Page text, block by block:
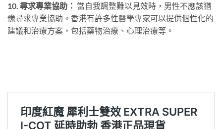
10. 尋求專業協助： 當自我調整難以見效時，男性不應該猶
豫尋求專業協助。香港有許多性醫學專家可以提供個性化的
建議和治療方案，包括藥物治療、心理治療等。